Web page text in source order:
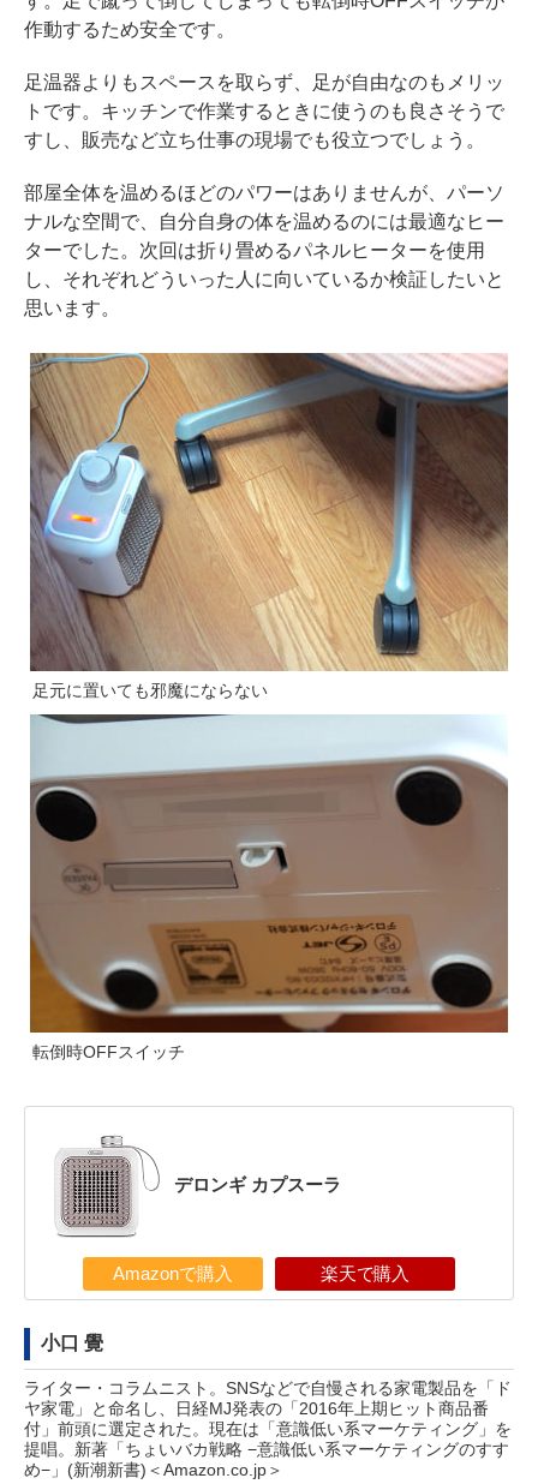
作動するため安全です。
足温器よりもスペースを取らず、足が自由なのもメリッ
トです。キッチンで作業するときに使うのも良さそうで
すし、販売など立ち仕事の現場でも役立つでしょう。
部屋全体を温めるほどのパワーはありませんが、パーソ
ナルな空間で、自分自身の体を温めるのには最適なヒー
ターでした。次回は折り畳めるパネルヒーターを使用
し、それぞれどういった人に向いているか検証したいと
思います。
足元に置いても邪魔にならない
転倒時OFFスイッチ
デロンギ カプスーラ
Amazonで購入 楽天で購入
小口 覺
ライター・コラムニスト。SNSなどで自慢される家電製品を「ド
ヤ家電」と命名し、日経MJ発表の「2016年上期ヒット商品番
付」前頭に選定された。現在は「意識低い系マーケティング」を
提唱。新著「ちょいバカ戦略 −意識低い系マーケティングのすす
め−」(新潮新書) ＜Amazon.co.jp＞